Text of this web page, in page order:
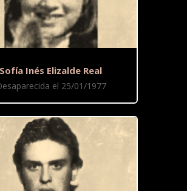
Sofía Inés Elizalde Real
el 25/01/1977